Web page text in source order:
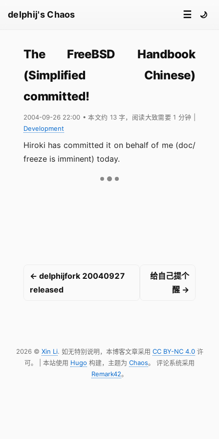
delphij's Chaos ☰ 🌙
The FreeBSD Handbook
(Simplified Chinese)
committed!
2004-09-26 22:00 • 本文约 13 字，阅读大致需要 1 分钟
Development
Hiroki has committed it on behalf of me (doc/
freeze is imminent) today.
← delphijfork 20040927
released
给自己提个
醒 →
2026 © Xin Li. 如无特别说明，本博客文章采用 CC BY-NC 4.0许
可。 | 本站使用 Hugo 构建，主题为 Chaos。 评论系统采用
Remark42。